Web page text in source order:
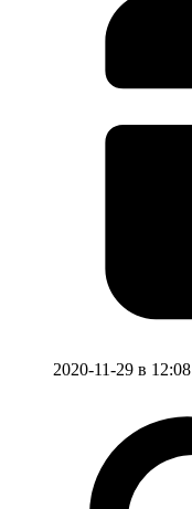
2020-11-29 в 12:08